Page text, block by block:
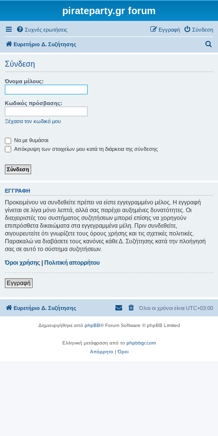
pirateparty.gr forum
Συχνές ερωτήσεις Σύνδεση
Εγγραφή
Ευρετήριο Δ. Συζήτησης
Σύνδεση
Όνομα μέλους:
Κωδικός πρόσβασης:
Ξέχασα τον κωδικό μου
Να με θυμάσαι
Απόκρυψη των στοιχείων μου κατά τη διάρκεια της σύνδεσης
ΕΓΓΡΑΦΉ
Προκειμένου να συνδεθείτε πρέπει να είστε εγγεγραμμένο μέλος. Η εγγραφή
γίνεται σε λίγα μόνο λεπτά, αλλά σας παρέχει αυξημένες δυνατότητες. Οι
διαχειριστές του συστήματος συζητήσεων μπορεί επίσης να χορηγούν
επιπρόσθετα δικαιώματα στα εγγεγραμμένα μέλη. Πριν συνδεθείτε,
σιγουρευτείτε ότι γνωρίζετε τους όρους χρήσης και τις σχετικές πολιτικές.
Παρακαλώ να διαβάσετε τους κανόνες κάθε Δ. Συζήτησης κατά την πλοήγησή
σας σε αυτό το σύστημα συζητήσεων.
Όροι χρήσης | Πολιτική απορρήτου
Εγγραφή
Ευρετήριο Δ. Συζήτησης Όλοι οι χρόνοι είναι UTC+03:00
Δημιουργήθηκε από phpBB® Forum Software © phpBB Limited
Ελληνική μετάφραση από το phpbbgr.com
Απόρρητο|Όροι